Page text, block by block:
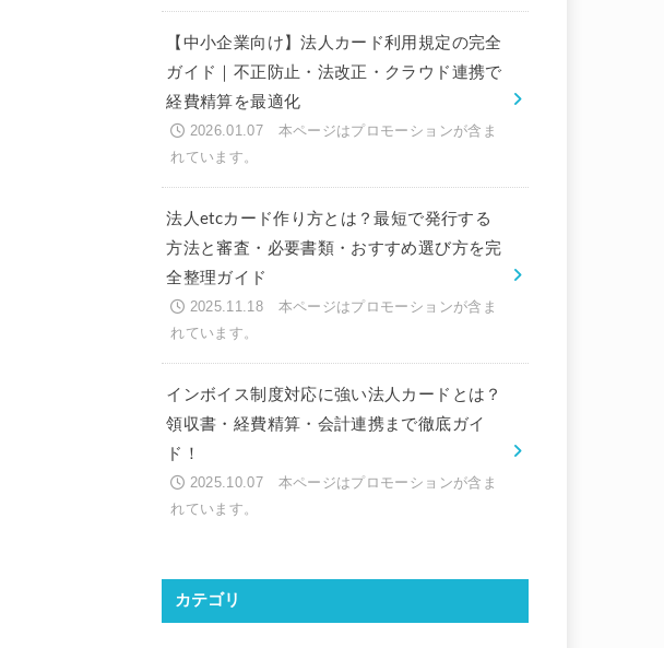
【中小企業向け】法人カード利用規定の完全
ガイド｜不正防止・法改正・クラウド連携で
経費精算を最適化
2026.01.07
法人etcカード作り方とは？最短で発行する
方法と審査・必要書類・おすすめ選び方を完
全整理ガイド
2025.11.18
インボイス制度対応に強い法人カードとは？
領収書・経費精算・会計連携まで徹底ガイ
ド！
2025.10.07
カテゴリ